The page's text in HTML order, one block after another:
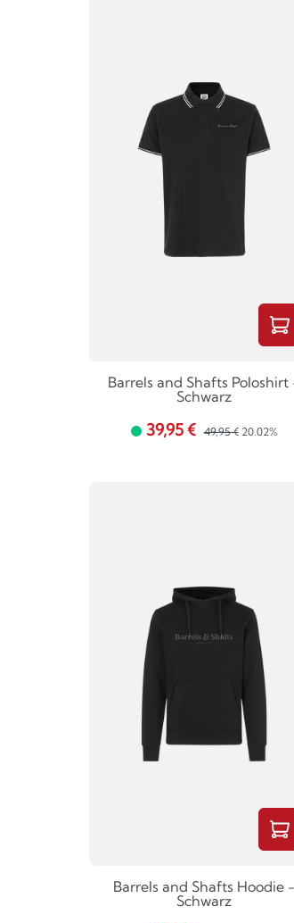
Barrels and Shafts Poloshirt
Schwarz
39,95 € 49,95 € 20.02%
Barrels and Shafts Hoodie -
Schwarz